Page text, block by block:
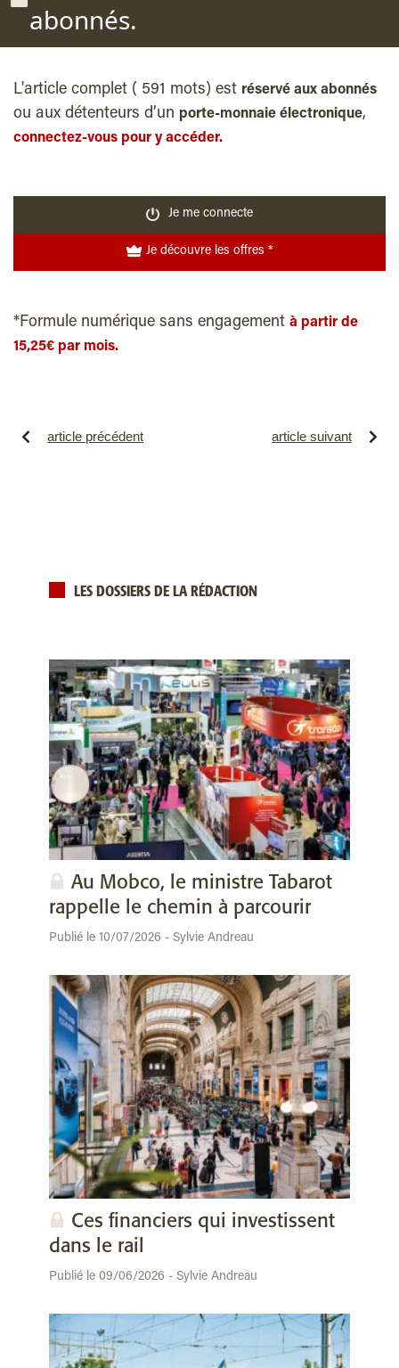
abonnés.
L'article complet ( 591 mots) est réservé aux abonnés
ou aux détenteurs d’un porte-monnaie électronique,
connectez-vous pour y accéder.
Je me connecte
Je découvre les offres *
*Formule numérique sans engagement à partir de
15,25€ par mois.
article précédent article suivant
LES DOSSIERS DE LA RÉDACTION
Au Mobco, le ministre Tabarot
rappelle le chemin à parcourir
Publié le 10/07/2026 - Sylvie Andreau
Ces financiers qui investissent
dans le rail
Publié le 09/06/2026 - Sylvie Andreau